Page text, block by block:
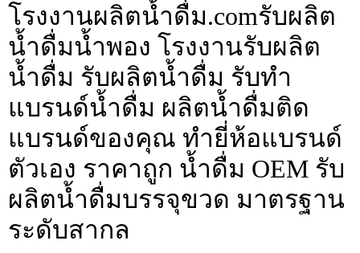
โรงงานผลิตน้ำดื่ม.comรับผลิต
น้ำดื่มน้ำพอง โรงงานรับผลิต
น้ำดื่ม รับผลิตน้ำดื่ม รับทำ
แบรนด์น้ำดื่ม ผลิตน้ำดื่มติด
แบรนด์ของคุณ ทำยี่ห้อแบรนด์
ตัวเอง ราคาถูก น้ำดื่ม OEM รับ
ผลิตน้ำดื่มบรรจุขวด มาตรฐาน
ระดับสากล